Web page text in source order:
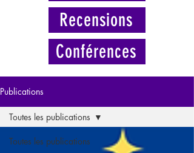
Recensions
Conférences
Publications
Toutes les publications
Toutes les publications